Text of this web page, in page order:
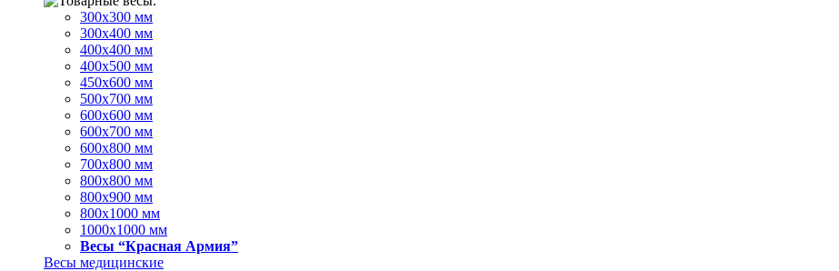
300х300 мм
300х400 мм
400х400 мм
400х500 мм
450х600 мм
500х700 мм
600х600 мм
600х700 мм
600х800 мм
700х800 мм
800х800 мм
800х900 мм
800х1000 мм
1000х1000 мм
Весы “Красная Армия”
Весы медицинские